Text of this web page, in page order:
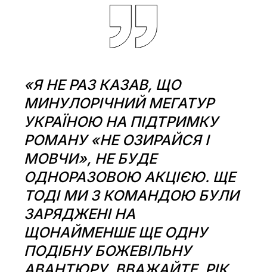
«Я НЕ РАЗ КАЗАВ, ЩО
МИНУЛОРІЧНИЙ МЕГАТУР
УКРАЇНОЮ НА ПІДТРИМКУ
РОМАНУ «НЕ ОЗИРАЙСЯ І
МОВЧИ», НЕ БУДЕ
ОДНОРАЗОВОЮ АКЦІЄЮ. ЩЕ
ТОДІ МИ З КОМАНДОЮ БУЛИ
ЗАРЯДЖЕНІ НА
ЩОНАЙМЕНШЕ ЩЕ ОДНУ
ПОДІБНУ БОЖЕВІЛЬНУ